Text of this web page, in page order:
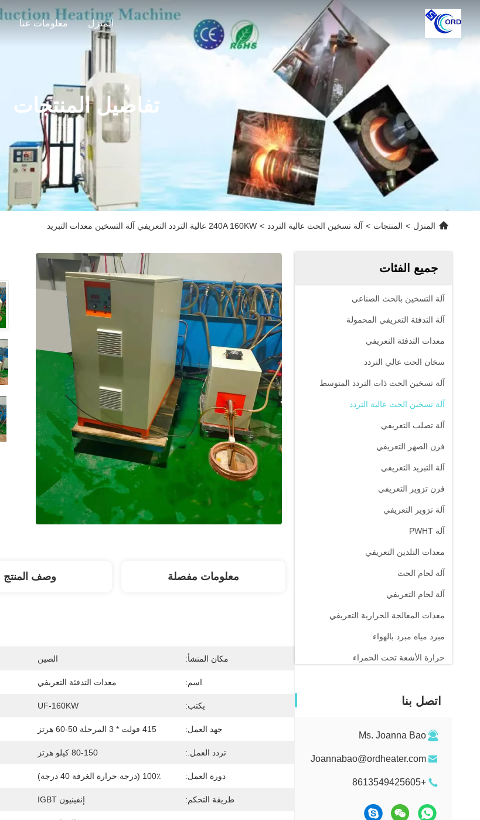
المنزل معلومات عنا
تفاصيل المنتجات
المنزل > المنتجات > آلة تسخين الحث عالية التردد > 240A 160KW عالية التردد التعريفي آلة التسخين معدات التبريد
جميع الفئات
آلة التسخين بالحث الصناعي
آلة التدفئة التعريفي المحمولة
معدات التدفئة التعريفي
سخان الحث عالي التردد
آلة تسخين الحث ذات التردد المتوسط
آلة تسخين الحث عالية التردد
آلة تصلب التعريفي
فرن الصهر التعريفي
آلة التبريد التعريفي
فرن تزوير التعريفي
آلة تزوير التعريفي
آلة PWHT
معدات التلدين التعريفي
آلة لحام الحث
آلة لحام التعريفي
معدات المعالجة الحرارية التعريفي
مبرد مياه مبرد بالهواء
حرارة الأشعة تحت الحمراء
اتصل بنا
Ms. Joanna Bao
Joannabao@ordheater.com
+8613549425605
معلومات مفصلة وصف المنتج
مكان المنشأ: الصين
اسم: معدات التدفئة التعريفي
يكتب: UF-160KW
جهد العمل: 415 فولت * 3 المرحلة 50-60 هرتز
تردد العمل.: 80-150 كيلو هرتز
دورة العمل: 100٪ (درجة حرارة الغرفة 40 درجة)
طريقة التحكم: إنفينيون IGBT